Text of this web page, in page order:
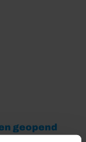
geopend